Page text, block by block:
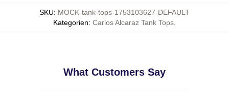
SKU: MOCK-tank-tops-1753103627-DEFAULT
Kategorien: Carlos Alcaraz Tank Tops
What Customers Say